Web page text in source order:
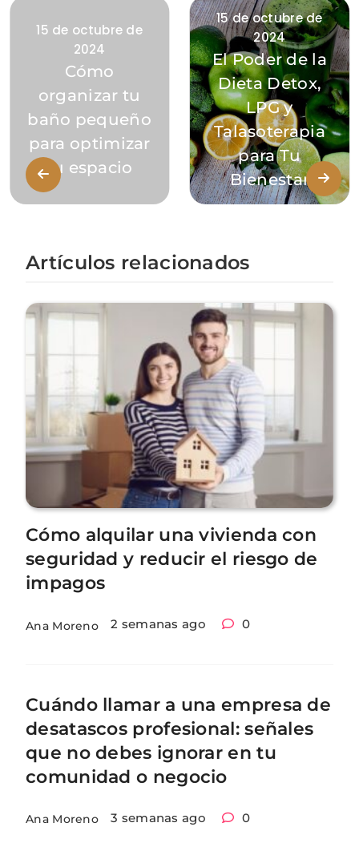
15 de octubre de
2024
Cómo
organizar tu
baño pequeño
para optimizar
tu espacio
15 de octubre de
2024
El Poder de la
Dieta Detox,
LPG y
Talasoterapia
para Tu
Bienestar
Artículos relacionados
Cómo alquilar una vivienda con
seguridad y reducir el riesgo de
impagos
Ana Moreno 2 semanas ago 0
Cuándo llamar a una empresa de
desatascos profesional: señales
que no debes ignorar en tu
comunidad o negocio
Ana Moreno 3 semanas ago 0